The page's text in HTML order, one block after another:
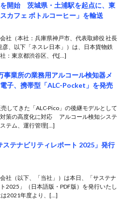
開始 茨城県・土浦駅を起点に、東
カフェ ボトルコーヒー」を輸送
社（本社：兵庫県神戸市、代表取締役 社長
彦、以下「ネスレ日本」）は、日本貨物鉄
：東京都渋谷区、代[…]
事業所の業務用アルコール検知器メ
子、携帯型「ALC-Pocket」を発売
してきた「ALC-Pico」の後継モデルとして
策の高度化に対応 アルコール検知システ
テム、運行管理[…]
ステナビリティレポート 2025」発行
社（以下、「当社」）は本日、「サステナ
2025」（日本語版・PDF版）を発行いたし
2021年度より、[…]